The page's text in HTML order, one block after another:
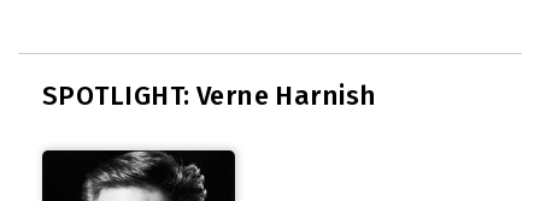
SPOTLIGHT: Verne Harnish